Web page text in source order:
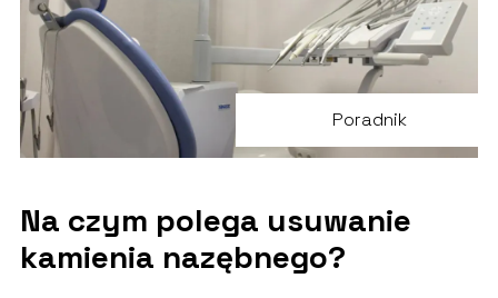
Poradnik
Na czym polega usuwanie
kamienia nazębnego?